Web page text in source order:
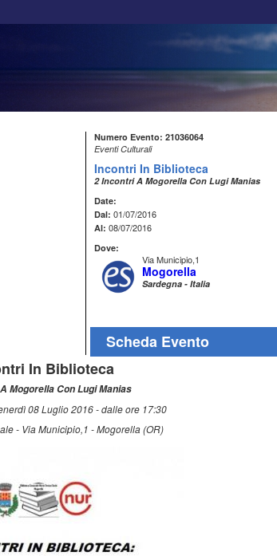
Numero Evento: 21036064
Eventi Culturali
Incontri In Biblioteca
2 Incontri A Mogorella Con Lugi Manias
Date:
Dal: 01/07/2016
Al: 08/07/2016
Dove:
Via Municipio,1
Mogorella
Sardegna - Italia
Scheda Evento
In Biblioteca
Mogorella Con Lugi Manias
08 Luglio 2016 - dalle ore 17:30
- Via Municipio,1 - Mogorella (OR)